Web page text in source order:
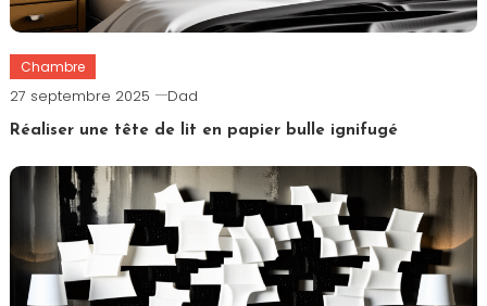
Chambre
27 septembre 2025 Dad
Réaliser une tête de lit en papier bulle ignifugé